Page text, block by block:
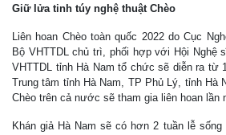
Giữ lửa tinh túy nghệ thuật Chèo
Liên hoan Chèo toàn quốc 2022 do Cục
Bộ VHTTDL chủ trì, phối hợp với Hội Nghệ
VHTTDL tỉnh Hà Nam tổ chức sẽ diễn ra từ
Trung tâm tỉnh Hà Nam, TP Phủ Lý, tỉnh Hà
Chèo trên cả nước sẽ tham gia liên hoan lần
Khán giả Hà Nam sẽ có hơn 2 tuần lễ